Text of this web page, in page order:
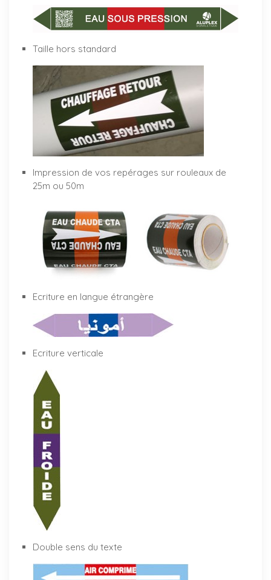
Taille hors standard
Impression de vos repérages sur rouleaux de
25m ou 50m
Ecriture en langue étrangère
Ecriture verticale
Double sens du texte